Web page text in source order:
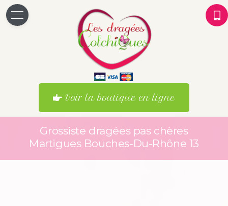
Voir la boutique en ligne
Grossiste dragées pas chères
Martigues Bouches-Du-Rhône 13